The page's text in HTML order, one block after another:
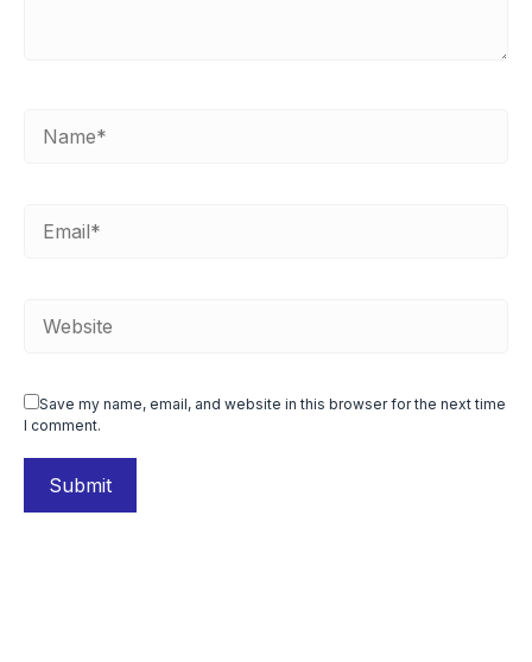
Save my name, email, and website in this browser for the next time
I comment.